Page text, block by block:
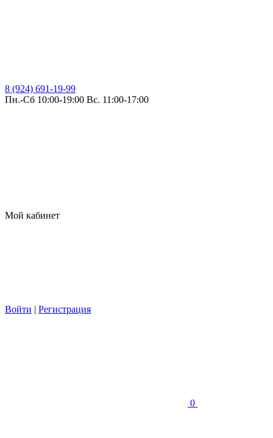
8 (924) 691-19-99
Пн.-Сб 10:00-19:00 Вс. 11:00-17:00
Мой кабинет
Войти | Регистрация
0